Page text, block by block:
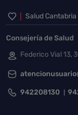
Inicio del
Salud Cantabria
Consejería de Salud
Federico Vial 13,
942208130